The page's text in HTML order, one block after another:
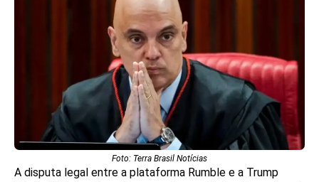
Foto: Terra Brasil Notícias
A disputa legal entre a plataforma Rumble e a Trump